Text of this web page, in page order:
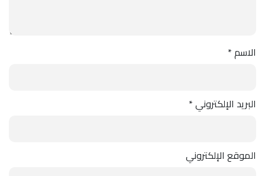
الاسم*
البريد الإلكتروني*
الموقع الإلكتروني